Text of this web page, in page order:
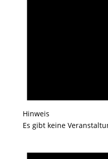
Hinweis
Es gibt keine